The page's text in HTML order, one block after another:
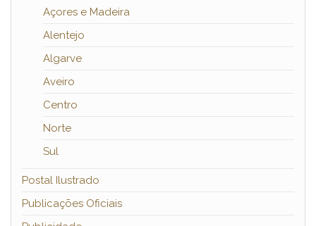
Açores e Madeira
Alentejo
Algarve
Aveiro
Centro
Norte
Sul
Postal Ilustrado
Publicações Oficiais